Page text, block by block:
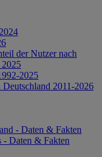
der Nutzer nach
2025
2011-2026
- Daten & Fakten
- Daten & Fakten